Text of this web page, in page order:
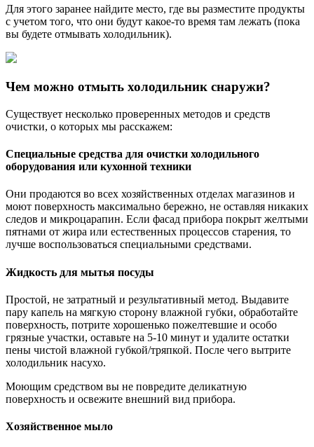
Для этого заранее найдите место, где вы разместите продукты
с учетом того, что они будут какое-то время там лежать (пока
вы будете отмывать холодильник).
Чем можно отмыть холодильник снаружи?
Существует несколько проверенных методов и средств
очистки, о которых мы расскажем:
Специальные средства для очистки холодильного
оборудования или кухонной техники
Они продаются во всех хозяйственных отделах магазинов и
моют поверхность максимально бережно, не оставляя никаких
следов и микроцарапин. Если фасад прибора покрыт желтыми
пятнами от жира или естественных процессов старения, то
лучше воспользоваться специальными средствами.
Жидкость для мытья посуды
Простой, не затратный и результативный метод. Выдавите
пару капель на мягкую сторону влажной губки, обработайте
поверхность, потрите хорошенько пожелтевшие и особо
грязные участки, оставьте на 5-10 минут и удалите остатки
пены чистой влажной губкой/тряпкой. После чего вытрите
холодильник насухо.
Моющим средством вы не повредите деликатную
поверхность и освежите внешний вид прибора.
Хозяйственное мыло